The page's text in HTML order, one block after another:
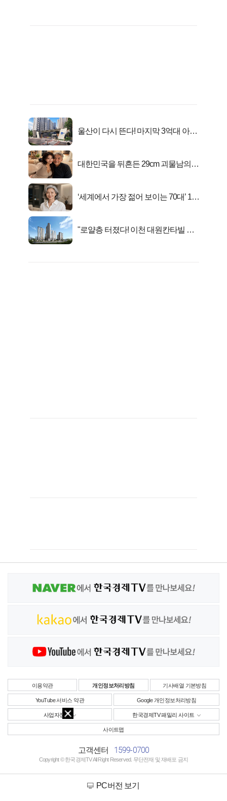
울산이 다시 뜬다! 마지막 3억대 아파
대한민국을 뒤흔든 29cm 괴물남의
‘세계에서 가장 젊어 보이는 70대’ 1위
"로얄층 터졌다! 이천 대원칸타빌 잔
이용약관 개인정보처리방침 기사배열 기본방침
YouTube 서비스 약관 Google 개인정보처리방침
사업자정보 한국경제TV 패밀리 사이트
사이트맵
고객센터 1599-0700
Copyright © 한국경제TV All Right Reserved. 무단전재 및 재배포 금지
PC버전 보기